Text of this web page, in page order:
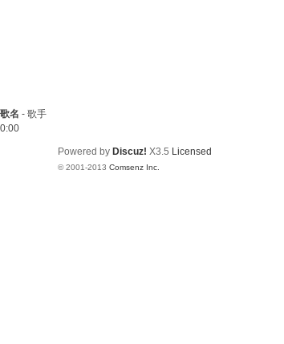
歌名 - 歌手
0:00
Powered by Discuz! X3.5 Licensed
© 2001-2013 Comsenz Inc.